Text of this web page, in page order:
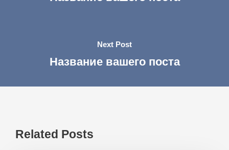
Next Post
Название вашего поста
Related Posts